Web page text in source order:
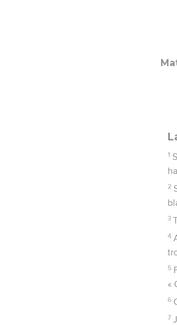
1
2
3
4
5
«
6
7